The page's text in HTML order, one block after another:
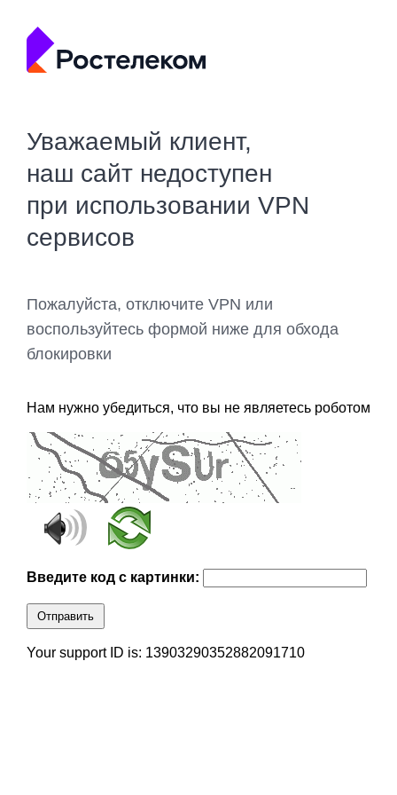
Уважаемый клиент,
наш сайт недоступен
при использовании VPN
сервисов
Пожалуйста, отключите VPN или
воспользуйтесь формой ниже для обхода
блокировки
Нам нужно убедиться, что вы не являетесь роботом
Введите код с картинки:
Отправить
Your support ID is: 13903290352882091710